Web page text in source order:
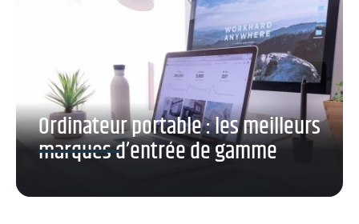
Ordinateur portable : les meilleurs
marques d’entrée de gamme